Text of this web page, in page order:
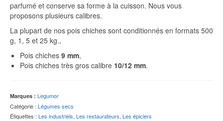
parfumé et conserve sa forme à la cuisson. Nous vous
proposons plusieurs calibres.
La plupart de nos pois chiches sont conditionnés en formats 500
g, 1, 5 et 25 kg.,
Pois chiches 9 mm,
Pois chiches très gros calibre 10/12 mm.
Marques : Legumor
Catégorie : Légumes secs
Étiquettes : Les industriels, Les restaurateurs, Les épiciers